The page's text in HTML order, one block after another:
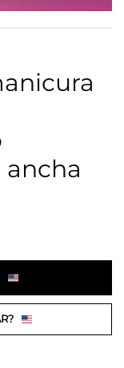
ancha